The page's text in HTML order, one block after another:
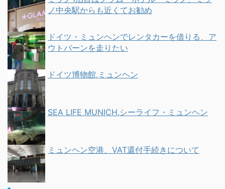
ノ中央駅からも近くてお勧め
ドイツ・ミュンヘンでレンタカーを借りる、ア
ウトバーンを走りたい
ドイツ博物館,ミュンヘン
SEA LIFE MUNICH,シーライフ・ミュンヘン
ミュンヘン空港、VAT還付手続きについて